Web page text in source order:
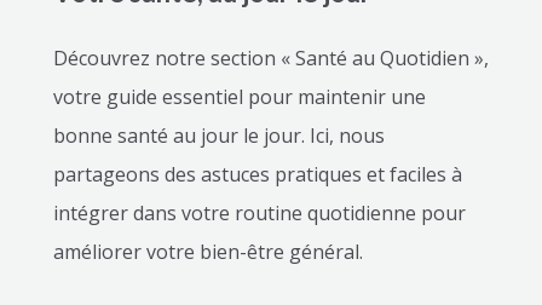
Découvrez notre section « Santé au Quotidien »,
votre guide essentiel pour maintenir une
bonne santé au jour le jour. Ici, nous
partageons des astuces pratiques et faciles à
intégrer dans votre routine quotidienne pour
améliorer votre bien-être général.